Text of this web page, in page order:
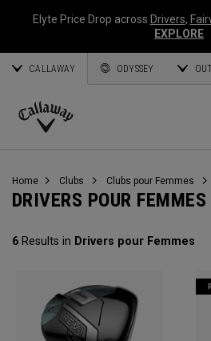
Elyte Price Drop across Drivers,
EXPLORE
CALLAWAY ODYSSEY
Callaway
Home Clubs Clubs pour Femmes
DRIVERS POUR FEMMES
6 Results in Drivers pour Femmes